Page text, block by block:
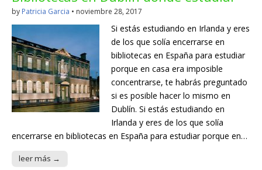
by Patricia Garcia • noviembre 28, 2017
Si estás estudiando en Irlanda y eres
de los que solía encerrarse en
bibliotecas en España para estudiar
porque en casa era imposible
concentrarse, te habrás preguntado
si es posible hacer lo mismo en
Dublín. Si estás estudiando en
Irlanda y eres de los que solía
encerrarse en bibliotecas en España para estudiar porque en…
leer más →